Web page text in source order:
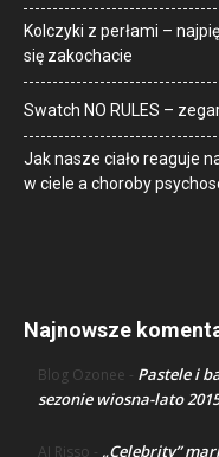
Kolczyki z perłami –
się zakochacie
Swatch NO RULES –
Jak nasze ciało reaguje
w ciele a choroby
Najnowsze
Blog Ozonee - Pastele i
sezonie wiosna-lato 2015
AJ Risso - „Celebrity”